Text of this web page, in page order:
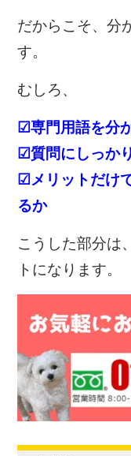
だからこそ、分
す。
むしろ、
☑専門用語を分
☑質問にしっか
☑メリットだけ
るか
こうした部分は
トになります。